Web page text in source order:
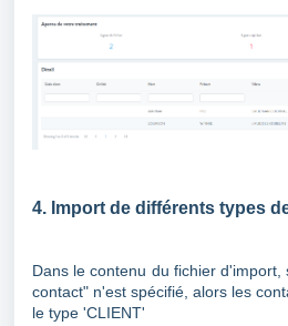
4. Import de différents types
Dans le contenu du fichier
contact" n'est spécifié, alors les
le type 'CLIENT'